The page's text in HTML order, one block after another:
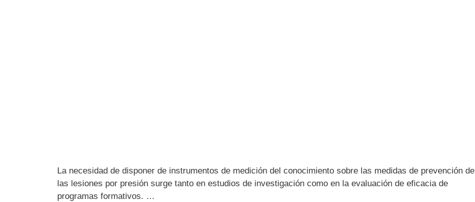
La necesidad de disponer de instrumentos de medición del conocimiento sobre las medidas de prevención de
las lesiones por presión surge tanto en estudios de investigación como en la evaluación de eficacia de
programas formativos. …